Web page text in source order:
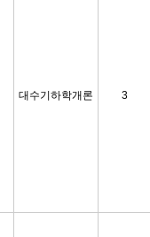
대수기하학개론 3